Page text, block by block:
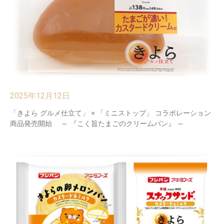
2025年12月12日
「きよら グルメ仕立て」 × 「ミニストップ」 コラボレーション
商品発売開始 ～ 『こく旨たまごのクリームパン』 ～